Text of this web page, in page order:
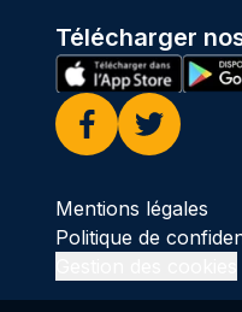
Télécharger
Facebook
Twitter
Mentions légales
Politique de